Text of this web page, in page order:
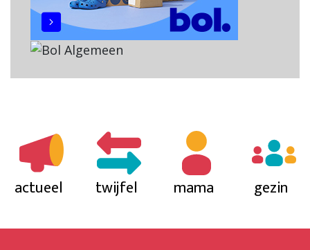
actueel twijfel mama gezin